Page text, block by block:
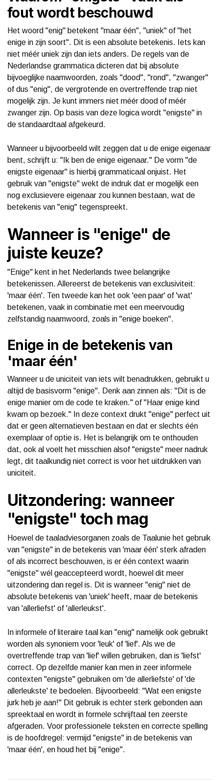
fout wordt beschouwd
Het woord "enig" betekent "maar één", "uniek" of "het
enige in zijn soort". Dit is een absolute betekenis. Iets kan
niet méér uniek zijn dan iets anders. De regels van de
Nederlandse grammatica dicteren dat bij absolute
bijvoeglijke naamwoorden, zoals "dood", "rond", "zwanger"
of dus "enig", de vergrotende en overtreffende trap niet
mogelijk zijn. Je kunt immers niet méér dood of méér
zwanger zijn. Op basis van deze logica wordt "enigste" in
de standaardtaal afgekeurd.
Wanneer u bijvoorbeeld wilt zeggen dat u de enige eigenaar
bent, schrijft u: "Ik ben de enige eigenaar." De vorm "de
enigste eigenaar" is hierbij grammaticaal onjuist. Het
gebruik van "enigste" wekt de indruk dat er mogelijk een
nog exclusievere eigenaar zou kunnen bestaan, wat de
betekenis van "enig" tegenspreekt.
Wanneer is "enige" de
juiste keuze?
"Enige" kent in het Nederlands twee belangrijke
betekenissen. Allereerst de betekenis van exclusiviteit:
'maar één'. Ten tweede kan het ook 'een paar' of 'wat'
betekenen, vaak in combinatie met een meervoudig
zelfstandig naamwoord, zoals in "enige boeken".
Enige in de betekenis van
'maar één'
Wanneer u de uniciteit van iets wilt benadrukken, gebruikt u
altijd de basisvorm "enige". Denk aan zinnen als: "Dit is de
enige manier om de code te kraken." of "Haar enige kind
kwam op bezoek." In deze context drukt "enige" perfect uit
dat er geen alternatieven bestaan en dat er slechts één
exemplaar of optie is. Het is belangrijk om te onthouden
dat, ook al voelt het misschien alsof "enigste" meer nadruk
legt, dit taalkundig niet correct is voor het uitdrukken van
uniciteit.
Uitzondering: wanneer
"enigste" toch mag
Hoewel de taaladviesorganen zoals de Taalunie het gebruik
van "enigste" in de betekenis van 'maar één' sterk afraden
of als incorrect beschouwen, is er één context waarin
"enigste" wél geaccepteerd wordt, hoewel dit meer
uitzondering dan regel is. Dit is wanneer "enig" niet de
absolute betekenis van 'uniek' heeft, maar de betekenis
van 'allerliefst' of 'allerleukst'.
In informele of literaire taal kan "enig" namelijk ook gebruikt
worden als synoniem voor 'leuk' of 'lief'. Als we de
overtreffende trap van 'lief' willen gebruiken, dan is 'liefst'
correct. Op dezelfde manier kan men in zeer informele
contexten "enigste" gebruiken om 'de allerliefste' of 'de
allerleukste' te bedoelen. Bijvoorbeeld: "Wat een enigste
jurk heb je aan!" Dit gebruik is echter sterk gebonden aan
spreektaal en wordt in formele schrijftaal ten zeerste
afgeraden. Voor professionele teksten en correcte spelling
is de hoofdregel: vermijd "enigste" in de betekenis van
'maar één', en houd het bij "enige".